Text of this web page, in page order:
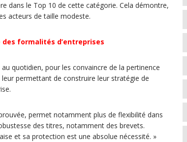
dans le Top 10 de cette catégorie. Cela démontre,
acteurs de taille modeste.
des formalités d’entreprises
quotidien, pour les convaincre de la pertinence
permettant de construire leur stratégie de
permet notamment plus de flexibilité dans
des titres, notamment des brevets.
et sa protection est une absolue nécessité. »